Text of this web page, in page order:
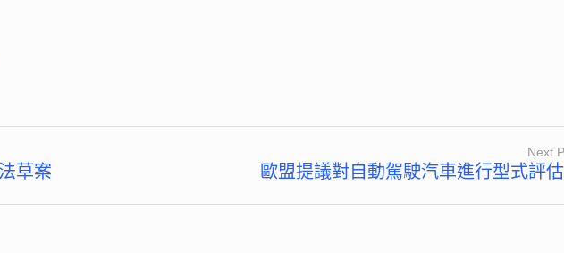
草案
Next
歐盟提議對自動駕駛汽車進行型式評